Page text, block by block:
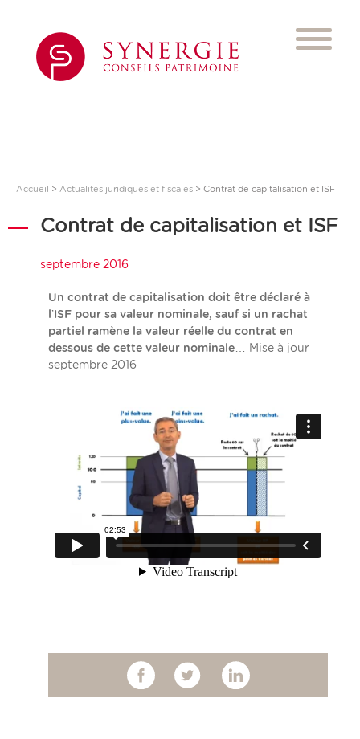
Accueil > Actualités juridiques et fiscales > Contrat de capitalisation et ISF
Contrat de capitalisation et ISF
septembre 2016
Un contrat de capitalisation doit être déclaré à
l’ISF pour sa valeur nominale, sauf si un rachat
partiel ramène la valeur réelle du contrat en
dessous de cette valeur nominale… Mise à jour
septembre 2016